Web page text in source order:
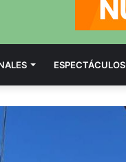
ESPECTÁCULOS